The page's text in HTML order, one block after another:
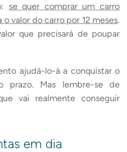
se quer comprar um carro
o valor do carro por 12 meses.
que precisará de poupar
ajudá-lo-à a conquistar o
prazo. Mas lembre-se de
vai realmente conseguir
em dia